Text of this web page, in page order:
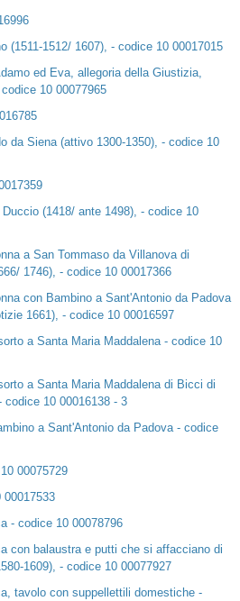
(1511-1512/ 1607), - codice 10 00017015
ed Eva, allegoria della Giustizia,
10 00077965
da Siena (attivo 1300-1350), - codice 10
(1418/ ante 1498), - codice 10
a San Tommaso da Villanova di
1746), - codice 10 00017366
con Bambino a Sant'Antonio da Padova
1661), - codice 10 00016597
a Santa Maria Maddalena - codice 10
a Santa Maria Maddalena di Bicci di
codice 10 00016138 - 3
a Sant'Antonio da Padova - codice
00075729
- codice 10 00078796
con balaustra e putti che si affacciano di
1609), - codice 10 00077927
tavolo con suppellettili domestiche -